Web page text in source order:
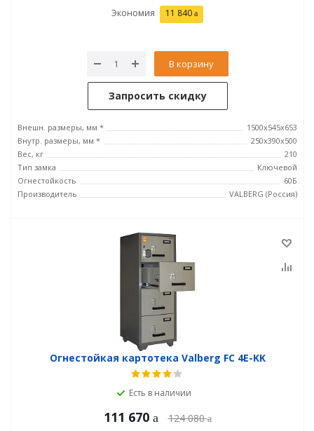
Экономия 11 840
В корзину
Запросить скидку
Внешн. размеры, мм *
1500x545x653
Внутр. размеры, мм *
250х390х500
Вес, кг
210
Тип замка
Ключевой
Огнестойкость
60Б
Производитель
VALBERG (Россия)
Огнестойкая картотека Valberg FC 4E-KK
Есть в наличии
111 670 124 080